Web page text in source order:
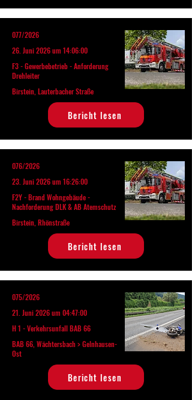
077/2026
26. Juni 2026 um 14:06:00
F3 - Gewerbebetrieb - Anforderung
Drehleiter
Birstein, Lauterbacher Straße
Bericht lesen
076/2026
23. Juni 2026 um 16:26:00
F2Y - Brand Wohngebäude -
Nachforderung DLK & AB Atemschutz
Birstein, Rhönstraße
Bericht lesen
075/2026
21. Juni 2026 um 04:47:00
H 1 - Verkehrsunfall BAB 66
BAB 66, Wächtersbach > Gelnhausen-
Ost
Bericht lesen